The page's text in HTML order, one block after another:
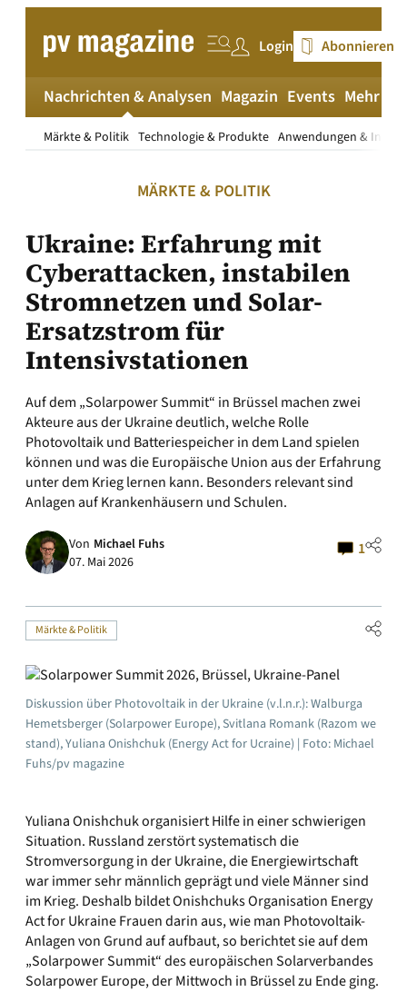
springen
Login Abonnieren
Nachrichten & Analysen
Märkte & Politik Technologie & Produkte Anwendungen &
Magazin Events Mehr
MÄRKTE & POLITIK
Ukraine: Erfahrung mit
Cyberattacken, instabilen
Stromnetzen und Solar-
Ersatzstrom für
Intensivstationen
Auf dem „Solarpower Summit“ in Brüssel machen zwei
Akteure aus der Ukraine deutlich, welche Rolle
Photovoltaik und Batteriespeicher in dem Land spielen
können und was die Europäische Union aus der Erfahrung
unter dem Krieg lernen kann. Besonders relevant sind
Anlagen auf Krankenhäusern und Schulen.
Von Michael Fuhs
07. Mai 2026
1
Märkte & Politik
Diskussion über Photovoltaik in der Ukraine (v.l.n.r.): Walburga
Hemetsberger (Solarpower Europe), Svitlana Romank (Razom we
stand), Yuliana Onishchuk (Energy Act for Ucraine) | Foto: Michael
Fuhs/pv magazine
Yuliana Onishchuk organisiert Hilfe in einer schwierigen
Situation. Russland zerstört systematisch die
Stromversorgung in der Ukraine, die Energiewirtschaft
war immer sehr männlich geprägt und viele Männer sind
im Krieg. Deshalb bildet Onishchuks Organisation Energy
Act for Ukraine Frauen darin aus, wie man Photovoltaik-
Anlagen von Grund auf aufbaut, so berichtet sie auf dem
„Solarpower Summit“ des europäischen Solarverbandes
Solarpower Europe, der Mittwoch in Brüssel zu Ende ging.